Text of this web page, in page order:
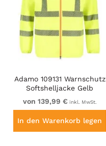
Adamo 109131 Warnschutz
Softshelljacke Gelb
von 139,99 € inkl. MwSt.
In den Warenkorb legen